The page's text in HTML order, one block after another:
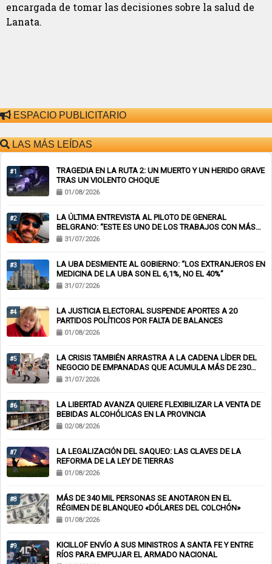
encargada de tomar las decisiones sobre la salud de
Lanata.
ESPACIO PUBLICITARIO
LAS MÁS LEÍDAS
#1
TRAGEDIA EN LA RUTA 2: UN MUERTO Y UN HERIDO GRAVE
TRAS UN VIOLENTO CHOQUE
01/08/2026
#2
LA ÚLTIMA ENTREVISTA AL PILOTO DE GENERAL
BELGRANO: “ESTE ES UNO DE LOS TRABAJOS CON MÁS
RIESGO”
31/07/2026
#3
LA UBA DESMIENTE AL GOBIERNO: “LOS EXTRANJEROS EN
MEDICINA DE LA UBA SON EL 6,1%, NO EL 40%”
31/07/2026
#4
LA JUSTICIA ELECTORAL SUSPENDE APORTES A 20
PARTIDOS POLÍTICOS POR FALTA DE BALANCES
01/08/2026
#5
LA CRISIS TAMBIÉN ARRASTRA A LA CADENA LÍDER DEL
NEGOCIO DE EMPANADAS QUE ACUMULA MÁS DE 230
CHEQUES RECHAZADOS Y PONE EN RIESGO CIENTOS DE
31/07/2026
#6
LA LIBERTAD AVANZA QUIERE FLEXIBILIZAR LA VENTA DE
BEBIDAS ALCOHÓLICAS EN LA PROVINCIA
02/08/2026
#7
LA LEGALIZACIÓN DEL SAQUEO: LAS CLAVES DE LA
REFORMA DE LA LEY DE TIERRAS
01/08/2026
#8
MÁS DE 340 MIL PERSONAS SE ANOTARON EN EL
RÉGIMEN DE BLANQUEO «DÓLARES DEL COLCHÓN»
01/08/2026
#9
KICILLOF ENVÍO A SUS MINISTROS A SANTA FE Y ENTRE
RÍOS PARA EMPUJAR EL ARMADO NACIONAL